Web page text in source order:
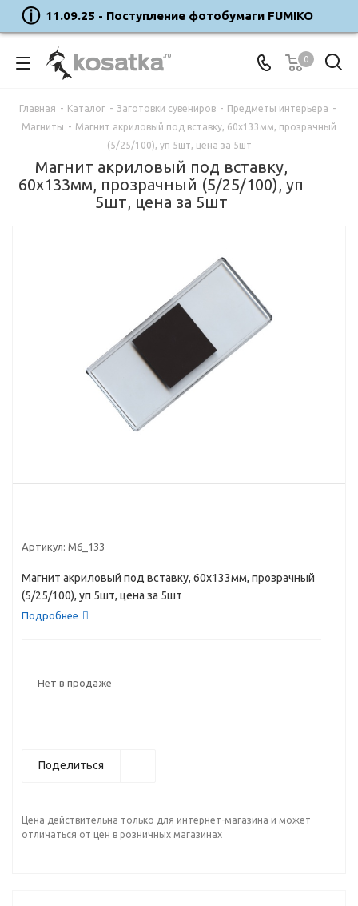
11.09.25 - Поступление фотобумаги FUMIKO
0
Главная - Каталог - Заготовки сувениров - Предметы интерьера -
Магниты - Магнит акриловый под вставку, 60х133мм, прозрачный
(5/25/100), уп 5шт, цена за 5шт
Магнит акриловый под вставку,
60х133мм, прозрачный (5/25/100), уп
5шт, цена за 5шт
Артикул: М6_133
Магнит акриловый под вставку, 60х133мм, прозрачный
(5/25/100), уп 5шт, цена за 5шт
Подробнее
Нет в продаже
Поделиться
Цена действительна только для интернет-магазина и может
отличаться от цен в розничных магазинах